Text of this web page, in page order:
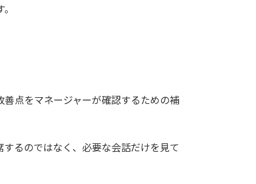
点をマネージャーが確認するための補
るのではなく、必要な会話だけを見て